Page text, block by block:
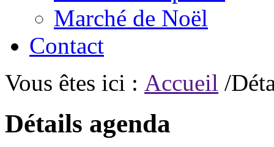
Marché de Noël
Contact
Vous êtes ici : Accueil /
Détails agenda